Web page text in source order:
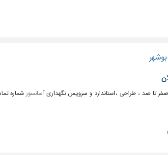
تا صد ، طراحی ،استاندارد و سرویس نگهداریآسانسور شماره تماس